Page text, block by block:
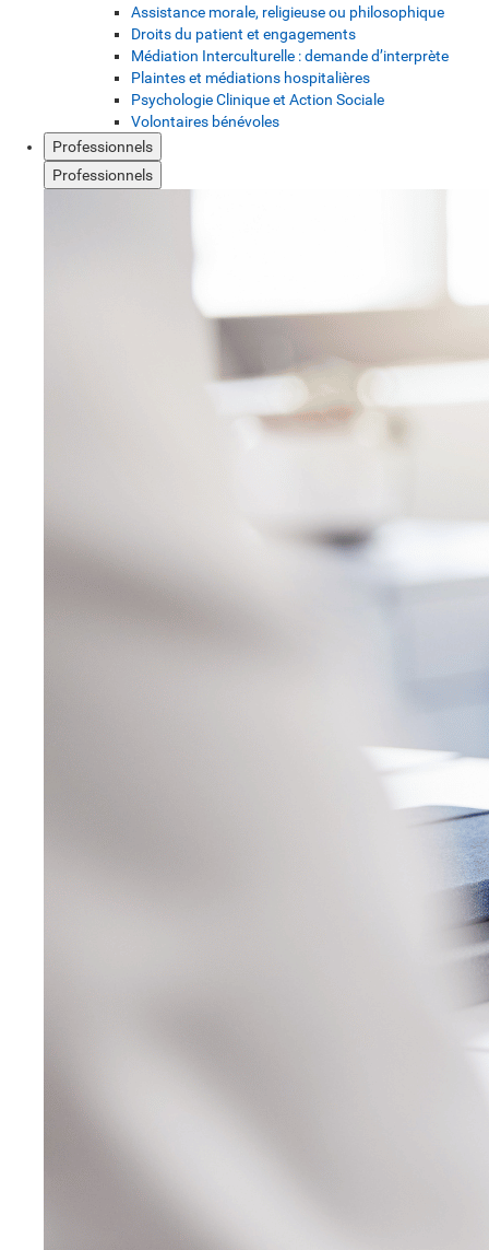
Assistance morale, religieuse ou philosophique
Droits du patient et engagements
Médiation Interculturelle : demande d’interprète
Plaintes et médiations hospitalières
Psychologie Clinique et Action Sociale
Volontaires bénévoles
Professionnels
Professionnels